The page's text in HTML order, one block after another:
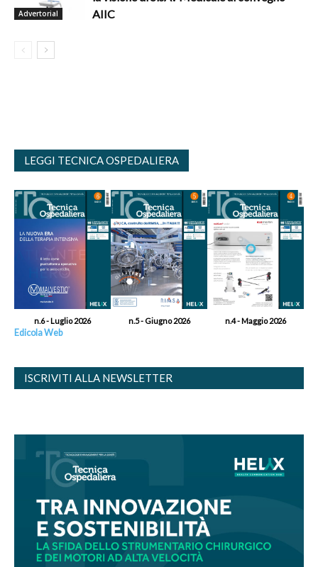
Advertorial
AIIC
LEGGI TECNICA OSPEDALIERA
n.6 - Luglio 2026 n.5 - Giugno 2026 n.4 - Maggio 2026
Edicola Web
ISCRIVITI ALLA NEWSLETTER